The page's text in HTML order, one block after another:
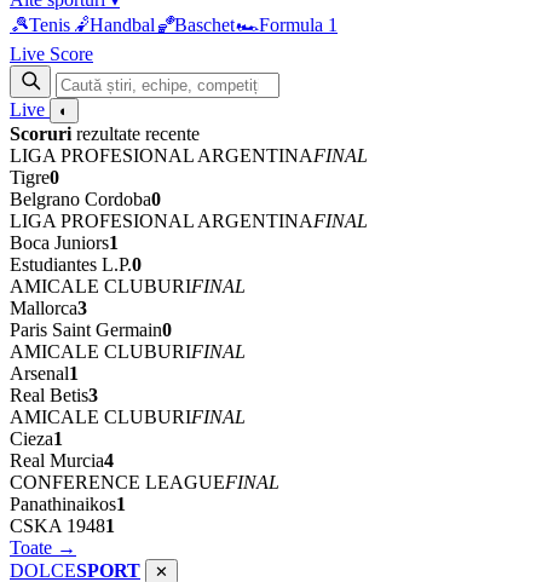
🎾Tenis 🤾Handbal🏀Baschet🏎Formula 1
Live Score
Live ◐
Scoruri rezultate recente
LIGA PROFESIONAL ARGENTINAFINAL
Tigre0
Belgrano Cordoba0
LIGA PROFESIONAL ARGENTINAFINAL
Boca Juniors1
Estudiantes L.P.0
AMICALE CLUBURIFINAL
Mallorca3
Paris Saint Germain0
AMICALE CLUBURIFINAL
Arsenal1
Real Betis3
AMICALE CLUBURIFINAL
Cieza1
Real Murcia4
CONFERENCE LEAGUEFINAL
Panathinaikos1
CSKA 19481
Toate →
DOLCESPORT ✕